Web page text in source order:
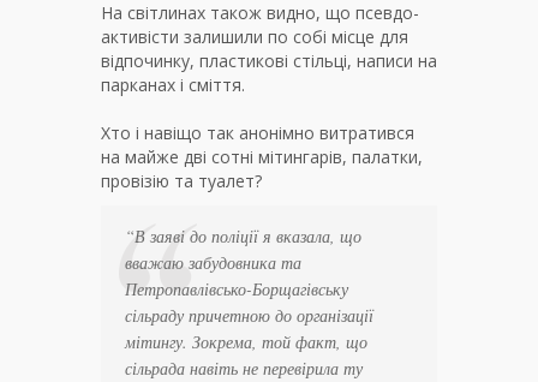
На світлинах також видно, що псевдо-
активісти залишили по собі місце для
відпочинку, пластикові стільці, написи на
парканах і сміття.
Хто і навіщо так анонімно витратився
на майже дві сотні мітингарів, палатки,
провізію та туалет?
“В заяві до поліції я вказала, що
вважаю забудовника та
Петропавлівсько-Борщагівську
сільраду причетною до організації
мітингу. Зокрема, той факт, що
сільрада навіть не перевірила ту